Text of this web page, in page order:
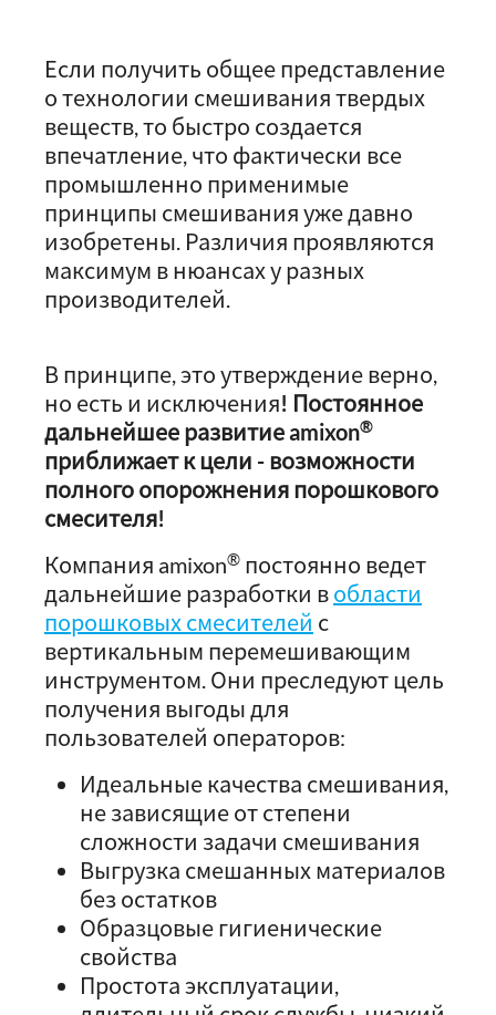
Если получить общее представление
о технологии смешивания твердых
веществ, то быстро создается
впечатление, что фактически все
промышленно применимые
принципы смешивания уже давно
изобретены. Различия проявляются
максимум в нюансах у разных
производителей.
В принципе, это утверждение верно,
но есть и исключения! Постоянное
дальнейшее развитие amixon®
приближает к цели - возможности
полного опорожнения порошкового
смесителя!
Компания amixon® постоянно ведет
дальнейшие разработки в области
порошковых смесителей с
вертикальным перемешивающим
инструментом. Они преследуют цель
получения выгоды для
пользователей операторов:
Идеальные качества смешивания,
не зависящие от степени
сложности задачи смешивания
Выгрузка смешанных материалов
без остатков
Образцовые гигиенические
свойства
Простота эксплуатации,